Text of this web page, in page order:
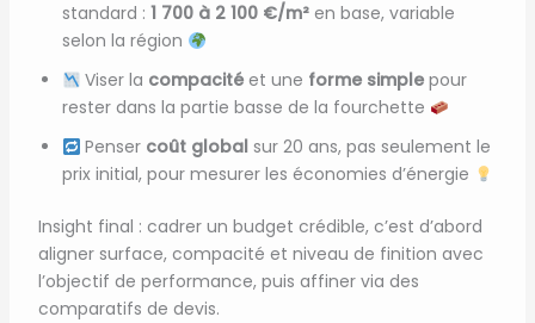
standard : 1 700 à 2 100 €/m²en base, variable
selon la région
Viser la compacité et une forme simple pour
rester dans la partie basse de la fourchette
Penser coût global sur 20 ans, pas seulement le
prix initial, pour mesurer les économies d’énergie
Insight final : cadrer un budget crédible, c’est d’abord
aligner surface, compacité et niveau de finition avec
l’objectif de performance, puis affiner via des
comparatifs de devis.